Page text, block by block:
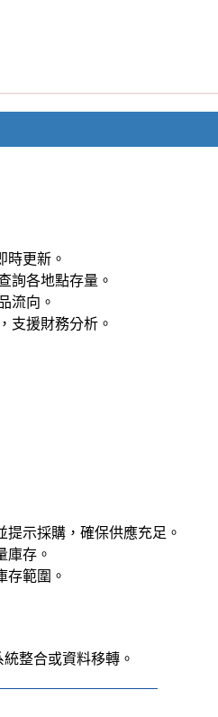
示採購，確保供應充足。
存。
能化，全面提升單位運營效率！